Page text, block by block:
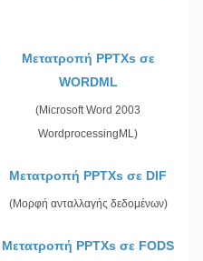
Μετατροπή PPTXs σε
WORDML
(Microsoft Word 2003
WordprocessingML)
Μετατροπή PPTXs σε DIF
(Μορφή ανταλλαγής δεδομένων)
Μετατροπή PPTXs σε FODS